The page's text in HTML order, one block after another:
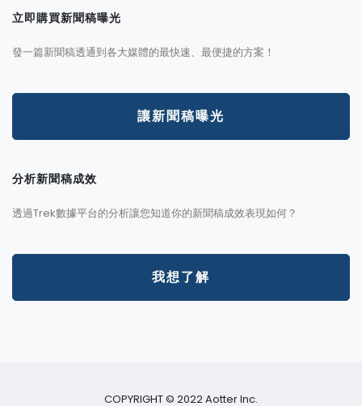
立即購買新聞稿曝光
發一篇新聞稿透通到各大媒體的最快速、最便捷的方案！
讓新聞稿曝光
分析新聞稿成效
透過Trek數據平台的分析讓您知道你的新聞稿成效表現如何？
我想了解
COPYRIGHT © 2022 Aotter Inc.